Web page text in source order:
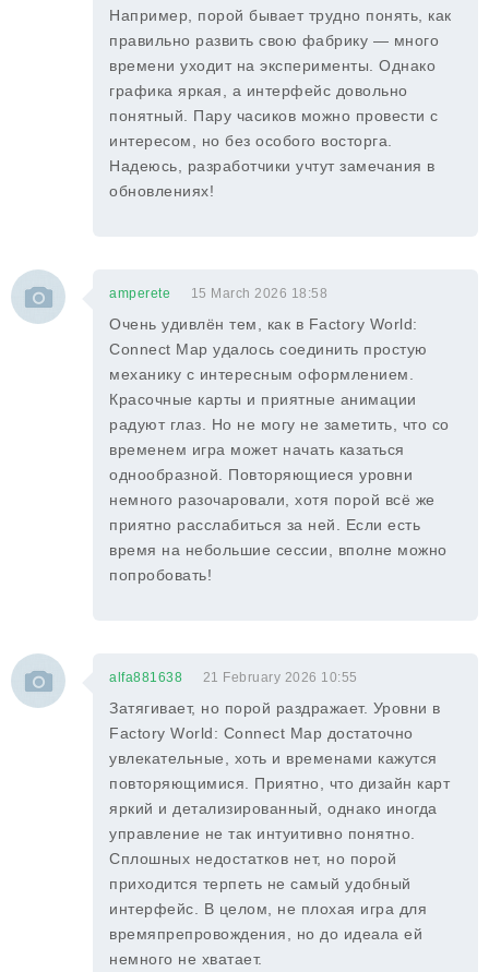
Например, порой бывает трудно понять, как
правильно развить свою фабрику — много
времени уходит на эксперименты. Однако
графика яркая, а интерфейс довольно
понятный. Пару часиков можно провести с
интересом, но без особого восторга.
Надеюсь, разработчики учтут замечания в
обновлениях!
amperete 15 March 2026 18:58
Очень удивлён тем, как в Factory World:
Connect Map удалось соединить простую
механику с интересным оформлением.
Красочные карты и приятные анимации
радуют глаз. Но не могу не заметить, что со
временем игра может начать казаться
однообразной. Повторяющиеся уровни
немного разочаровали, хотя порой всё же
приятно расслабиться за ней. Если есть
время на небольшие сессии, вполне можно
попробовать!
alfa881638 21 February 2026 10:55
Затягивает, но порой раздражает. Уровни в
Factory World: Connect Map достаточно
увлекательные, хоть и временами кажутся
повторяющимися. Приятно, что дизайн карт
яркий и детализированный, однако иногда
управление не так интуитивно понятно.
Сплошных недостатков нет, но порой
приходится терпеть не самый удобный
интерфейс. В целом, не плохая игра для
времяпрепровождения, но до идеала ей
немного не хватает.